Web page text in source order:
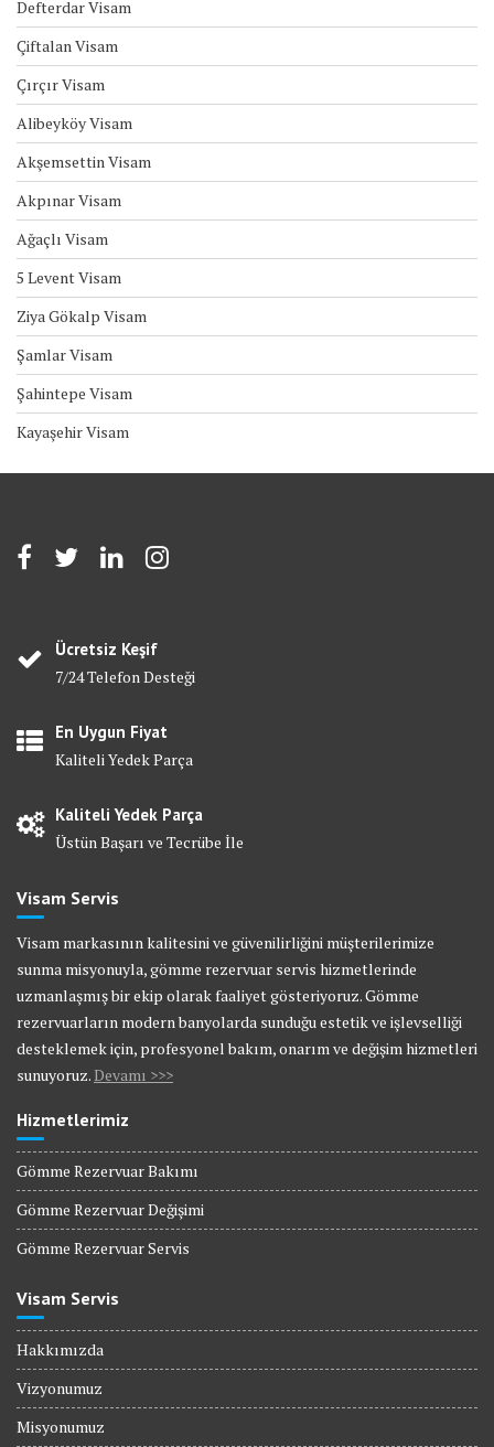
Defterdar Visam
Çiftalan Visam
Çırçır Visam
Alibeyköy Visam
Akşemsettin Visam
Akpınar Visam
Ağaçlı Visam
5 Levent Visam
Ziya Gökalp Visam
Şamlar Visam
Şahintepe Visam
Kayaşehir Visam
Ücretsiz Keşif
7/24 Telefon Desteği
En Uygun Fiyat
Kaliteli Yedek Parça
Kaliteli Yedek Parça
Üstün Başarı ve Tecrübe İle
Visam Servis
Visam markasının kalitesini ve güvenilirliğini müşterilerimize
sunma misyonuyla, gömme rezervuar servis hizmetlerinde
uzmanlaşmış bir ekip olarak faaliyet gösteriyoruz. Gömme
rezervuarların modern banyolarda sunduğu estetik ve işlevselliği
desteklemek için, profesyonel bakım, onarım ve değişim hizmetleri
sunuyoruz.Devamı >>>
Hizmetlerimiz
Gömme Rezervuar Bakımı
Gömme Rezervuar Değişimi
Gömme Rezervuar Servis
Visam Servis
Hakkımızda
Vizyonumuz
Misyonumuz